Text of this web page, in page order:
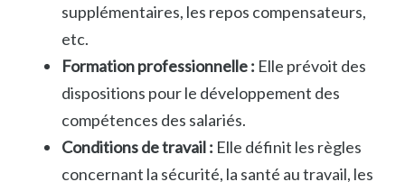
supplémentaires, les repos compensateurs,
etc.
Formation professionnelle : Elle prévoit des
dispositions pour le développement des
compétences des salariés.
Conditions de travail : Elle définit les règles
concernant la sécurité, la santé au travail, les